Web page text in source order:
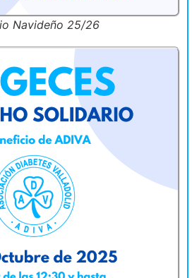
Navideño 25/26